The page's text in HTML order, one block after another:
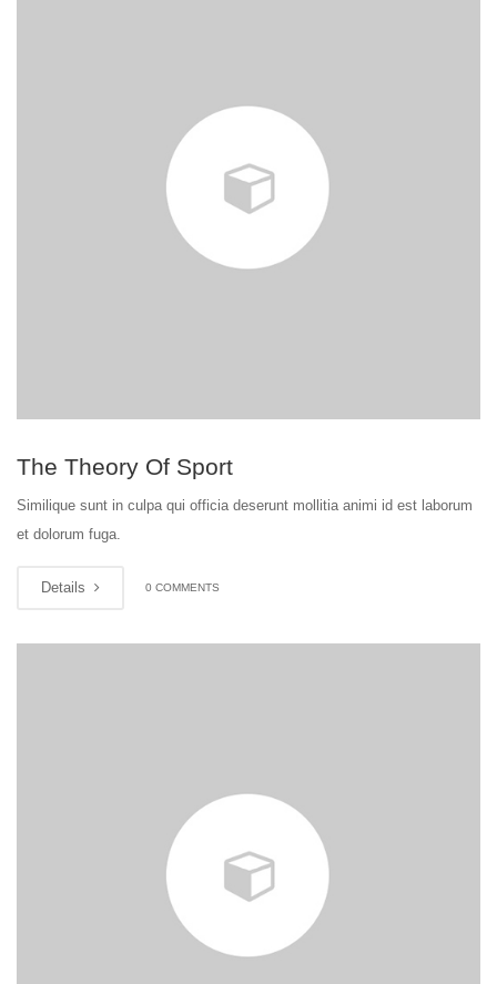
The Theory Of Sport
Similique sunt in culpa qui officia deserunt mollitia animi id est laborum
et dolorum fuga.
Details 0 COMMENTS